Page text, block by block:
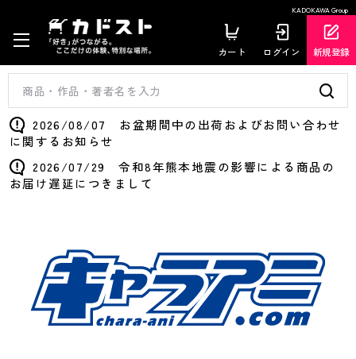
KADOKAWA Group
カート ログイン 新規登録
2026/08/07 お盆期間中の出荷およびお問い合わせ
に関するお知らせ
2026/07/29 令和8年熊本地震の影響による商品の
お届け遅延につきまして